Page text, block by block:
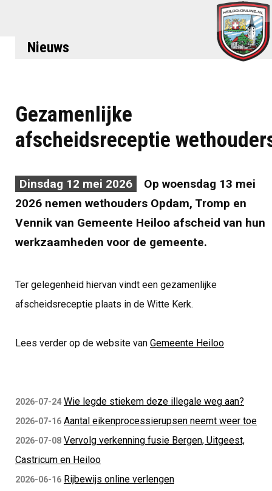
Nieuws
Gezamenlijke
afscheidsreceptie
Dinsdag 12 mei 2026
Op woensdag 13 mei
2026 nemen wethouders Opdam, Tromp en
Vennik van Gemeente Heiloo afscheid van hun
werkzaamheden voor de gemeente.
Ter gelegenheid hiervan vindt een gezamenlijke
afscheidsreceptie plaats in de Witte Kerk.
Lees verder op de website van Gemeente Heiloo
2026-07-24 Wie legde stiekem deze illegale weg aan?
2026-07-16 Aantal eikenprocessierupsen neemt weer toe
2026-07-08 Vervolg verkenning fusie Bergen, Uitgeest,
Castricum en Heiloo
2026-06-16 Rijbewijs online verlengen